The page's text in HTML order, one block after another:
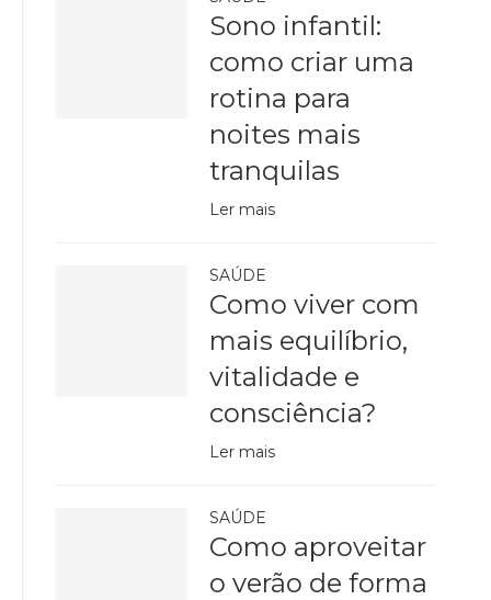
Sono infantil:
como criar uma
rotina para
noites mais
tranquilas
Ler mais
SAÚDE
Como viver com
mais equilíbrio,
vitalidade e
consciência?
Ler mais
SAÚDE
Como aproveitar
o verão de forma